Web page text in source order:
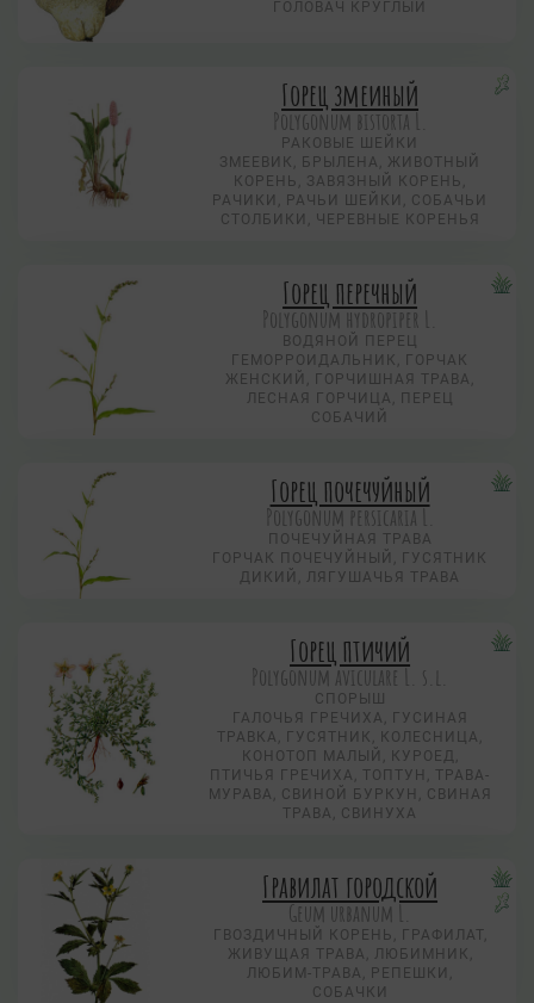
ГОЛОВАЧ КРУГЛЫЙ
Горец змеиный
Polygonum bistorta L.
РАКОВЫЕ ШЕЙКИ
ЗМЕЕВИК, БРЫЛЕНА, ЖИВОТНЫЙ
КОРЕНЬ, ЗАВЯЗНЫЙ КОРЕНЬ,
РАЧИКИ, РАЧЬИ ШЕЙКИ, СОБАЧЬИ
СТОЛБИКИ, ЧЕРЕВНЫЕ КОРЕНЬЯ
Горец перечный
Polygonum hydropiper L.
ВОДЯНОЙ ПЕРЕЦ
ГЕМОРРОИДАЛЬНИК, ГОРЧАК
ЖЕНСКИЙ, ГОРЧИШНАЯ ТРАВА,
ЛЕСНАЯ ГОРЧИЦА, ПЕРЕЦ
СОБАЧИЙ
Горец почечуйный
Polygonum persicaria L.
ПОЧЕЧУЙНАЯ ТРАВА
ГОРЧАК ПОЧЕЧУЙНЫЙ, ГУСЯТНИК
ДИКИЙ, ЛЯГУШАЧЬЯ ТРАВА
Горец птичий
Polygonum aviculare L. s.l.
СПОРЫШ
ГАЛОЧЬЯ ГРЕЧИХА, ГУСИНАЯ
ТРАВКА, ГУСЯТНИК, КОЛЕСНИЦА,
КОНОТОП МАЛЫЙ, КУРОЕД,
ПТИЧЬЯ ГРЕЧИХА, ТОПТУН, ТРАВА-
МУРАВА, СВИНОЙ БУРКУН, СВИНАЯ
ТРАВА, СВИНУХА
Гравилат городской
Geum urbanum L.
ГВОЗДИЧНЫЙ КОРЕНЬ, ГРАФИЛАТ,
ЖИВУЩАЯ ТРАВА, ЛЮБИМНИК,
ЛЮБИМ-ТРАВА, РЕПЕШКИ,
СОБАЧКИ